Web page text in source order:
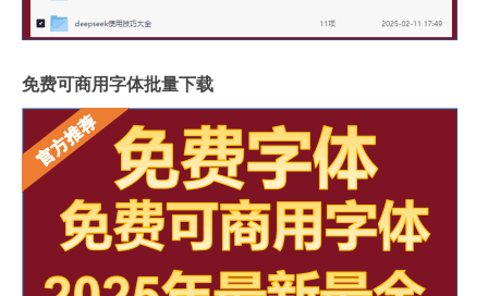
免费可商用字体批量下载